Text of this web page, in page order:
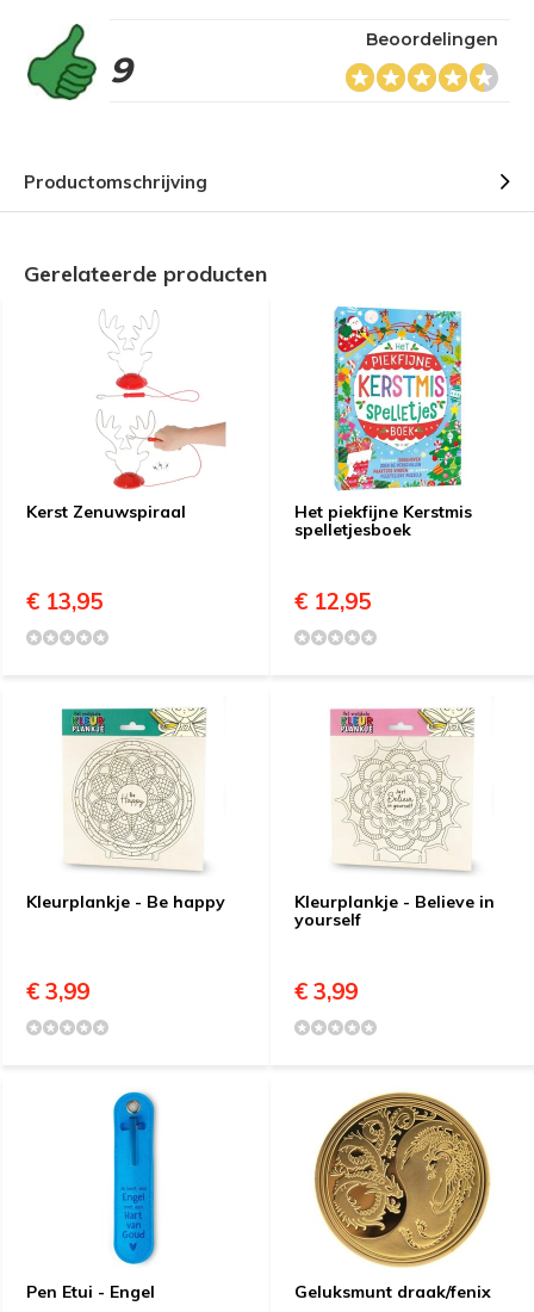
9
Beoordelingen
Productomschrijving
Gerelateerde producten
Kerst Zenuwspiraal
€ 13,95
Het piekfijne Kerstmis
spelletjesboek
€ 12,95
Kleurplankje - Be happy
€ 3,99
Kleurplankje - Believe in
yourself
€ 3,99
Pen Etui - Engel Geluksmunt draak/fenix